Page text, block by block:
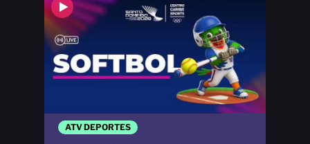
ATV DEPORTES